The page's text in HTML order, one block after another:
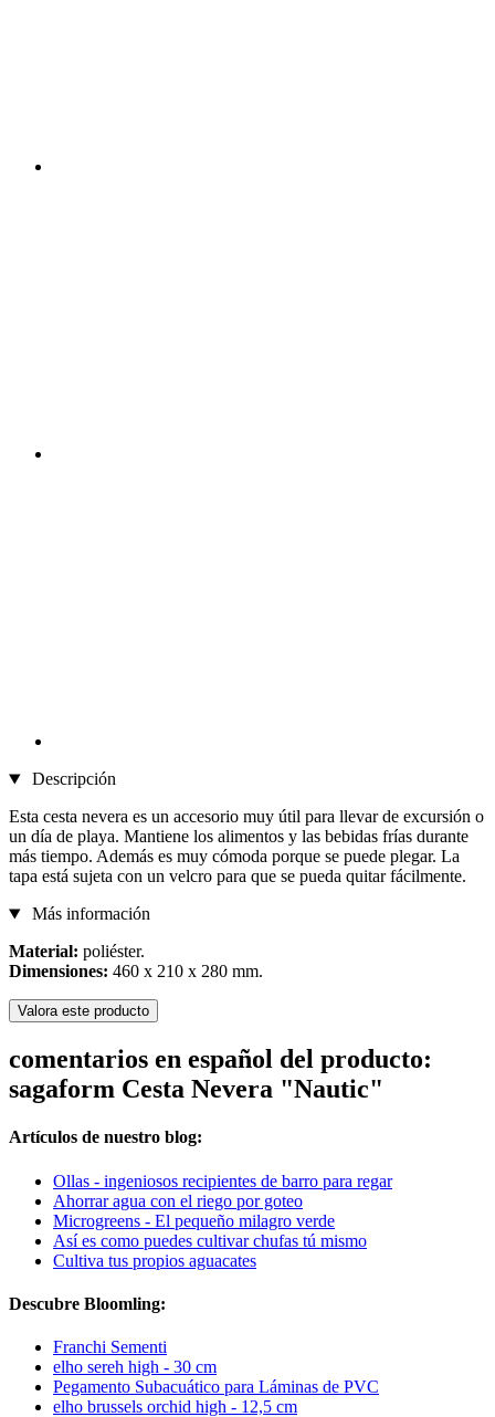
Descripción
Esta cesta nevera es un accesorio muy útil para llevar de excursión o
un día de playa. Mantiene los alimentos y las bebidas frías durante
más tiempo. Además es muy cómoda porque se puede plegar. La
tapa está sujeta con un velcro para que se pueda quitar fácilmente.
Más información
Material: poliéster.
Dimensiones: 460 x 210 x 280 mm.
Valora este producto
comentarios en español del producto:
sagaform Cesta Nevera "Nautic"
Artículos de nuestro blog:
Ollas - ingeniosos recipientes de barro para regar
Ahorrar agua con el riego por goteo
Microgreens - El pequeño milagro verde
Así es como puedes cultivar chufas tú mismo
Cultiva tus propios aguacates
Descubre Bloomling:
Franchi Sementi
elho sereh high - 30 cm
Pegamento Subacuático para Láminas de PVC
elho brussels orchid high - 12,5 cm